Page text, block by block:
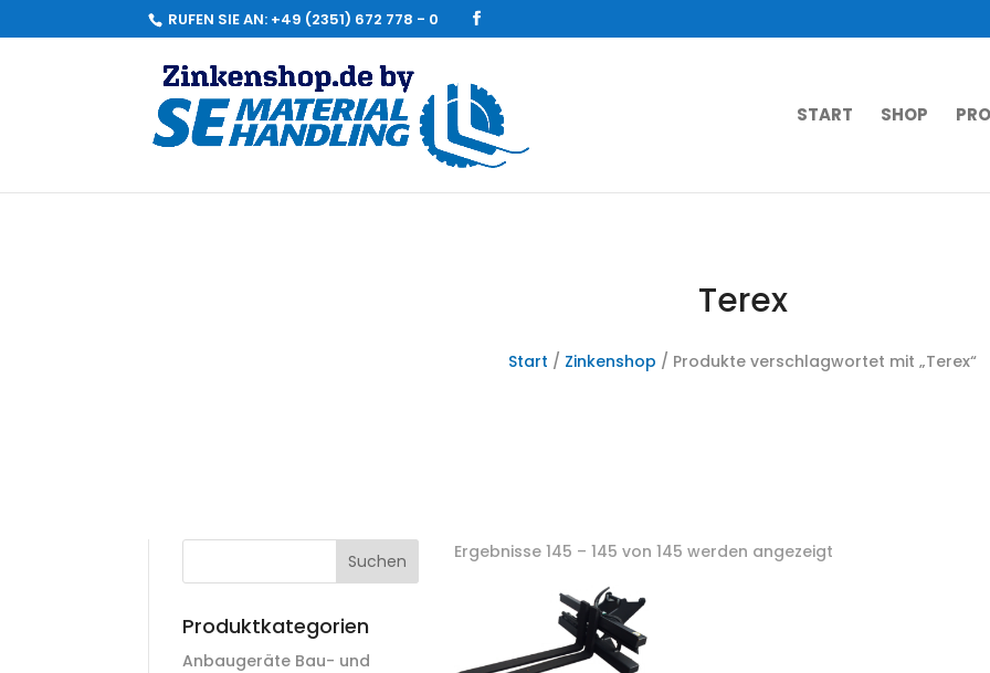
RUFEN SIE AN: +49 (2351) 672 778 - 0
START SHOP
Terex
Start / Zinkenshop / Produkte verschlagwortet mit „Terex“
Suchen
Produktkategorien
Anbaugeräte Bau- und
Ergebnisse 145 – 145 von 145 werden angezeigt